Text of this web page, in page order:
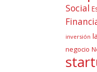
Social
inversión
negocio